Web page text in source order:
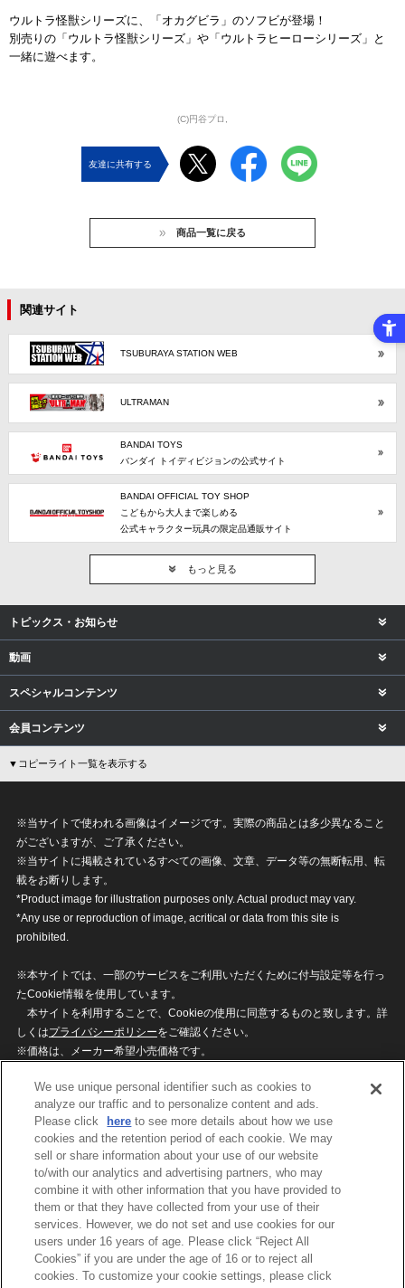
ウルトラ怪獣シリーズに、「オカグビラ」のソフビが登場！
別売りの「ウルトラ怪獣シリーズ」や「ウルトラヒーローシリーズ」と
一緒に遊べます。
(C)円谷プロ,
友達に共有する
商品一覧に戻る
関連サイト
TSUBURAYA STATION WEB
ULTRAMAN
BANDAI TOYS
バンダイ トイディビジョンの公式サイト
BANDAI OFFICIAL TOY SHOP
こどもから大人まで楽しめる
公式キャラクター玩具の限定品通販サイト
もっと見る
トピックス・お知らせ
動画
スペシャルコンテンツ
会員コンテンツ
▼コピーライト一覧を表示する
※当サイトで使われる画像はイメージです。実際の商品とは多少異なること
がございますが、ご了承ください。
※当サイトに掲載されているすべての画像、文章、データ等の無断転用、転
載をお断りします。
*Product image for illustration purposes only. Actual product may vary.
*Any use or reproduction of image, acritical or data from this site is
prohibited.
※本サイトでは、一部のサービスをご利用いただくために付与設定等を行っ
たCookie情報を使用しています。
本サイトを利用することで、Cookieの使用に同意するものと致します。詳
しくはプライバシーポリシーをご確認ください。
※価格は、メーカー希望小売価格です。
ざいますのでご了承ください。
privacypolicy
Do Not Sell or Share My
Personal Information
ウェブサイトご利用条件
ソーシャルメディアポリシー
個人情報保護方針
お問い合わせ
©BANDAI
We use unique personal identifier such as cookies to
analyze our traffic and to personalize content and ads.
Please click
here to see more details about how we use
cookies and the retention period of each cookie. We may
sell or share information about your use of our website
to/with our analytics and advertising partners, who may
combine it with other information that you have provided to
them or that they have collected from your use of their
services. However, we do not set and use cookies for our
users under 16 years of age. Please click “Reject All
Cookies” if you are under the age of 16 or to reject all
cookies. To customize your cookie settings, please click